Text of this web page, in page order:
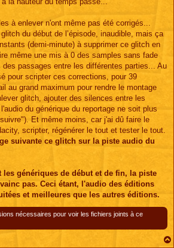
à enlever n'ont même pas été corrigés...
du début de l’épisode, inaudible, mais ça
(demi-minute) à supprimer ce glitch en
même une mis à 0 des samples sans fade
passages entre les différentes parties... Au
pour scripter ces corrections, pour 39
au grand maximum pour rendre le montage
glitch, ajouter des silences entre les
du générique du reportage ne soit plus
Et même moins, car j'ai dû faire le
scripter, régénérer le tout et tester le tout.
suivante ce glitch sur la piste audio du
génériques de début et de fin, la piste
pas. Ceci étant, l'audio des éditions
et meilleures que les autres éditions.
nécessaires pour voir les fichiers joints à ce